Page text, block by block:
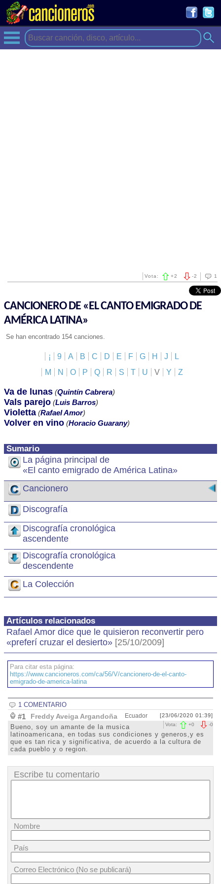
1
-2
Vota: +2
CANCIONERO DE «EL CANTO EMIGRADO DE
AMÉRICA LATINA»
Se han encontrado 154 canciones.
¡ 9 A B C D E F G H J
L
M
N O P Q R S T U V Y Z
Sumario
La página principal de
«El canto emigrado de América Latina»
Cancionero
Discografía
Discografía cronológica
ascendente
Discografía cronológica
descendente
La Colección
Artículos relacionados
Rafael Amor dice que le quisieron reconvertir pero
«preferí cruzar el desierto» [25/10/2009]
Va de lunas (Quintín Cabrera)
Vals parejo (Luis Barros)
Violetta (Rafael Amor)
Volver en vino (Horacio Guarany)
Para citar esta página:
https://www.cancioneros.com/ca/56/V/cancionero-de-el-canto-
emigrado-de-america-latina
1 COMENTARIO
#1 Freddy Aveiga Argandoña Ecuador [23/06/2020 01:39]
-0
Vota: +0
Bueno, soy un amante de la musica
latinoamericana, en todas sus condiciones y generos,y es
que es tan rica y significativa, de acuerdo a la cultura de
cada pueblo y o region.
Escribe tu comentario
Nombre
País
Correo Electrónico (No se publicará)